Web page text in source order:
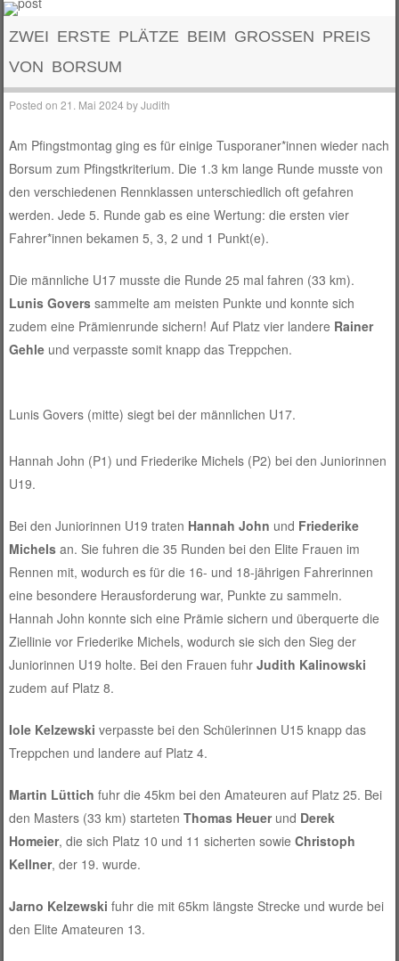
ZWEI ERSTE PLÄTZE BEIM GROSSEN PREIS V
ON BORSUM
Posted on21. Mai 2024 byJudith
Am Pfingstmontag ging es für einige Tusporaner*innen wieder nach
Borsum zum Pfingstkriterium. Die 1.3 km lange Runde musste von
den verschiedenen Rennklassen unterschiedlich oft gefahren
werden. Jede 5. Runde gab es eine Wertung: die ersten vier
Fahrer*innen bekamen 5, 3, 2 und 1 Punkt(e).
Die männliche U17 musste die Runde 25 mal fahren (33 km).
Lunis Govers sammelte am meisten Punkte und konnte sich
zudem eine Prämienrunde sichern! Auf Platz vier landere Rainer
Gehle und verpasste somit knapp das Treppchen.
Lunis Govers (mitte) siegt bei der männlichen U17.
Hannah John (P1) und Friederike Michels (P2) bei den Juniorinnen
U19.
Bei den Juniorinnen U19 traten Hannah John und Friederike
Michelsan. Sie fuhren die 35 Runden bei den Elite Frauen im
Rennen mit, wodurch es für die 16- und 18-jährigen Fahrerinnen
eine besondere Herausforderung war, Punkte zu sammeln.
Hannah John konnte sich eine Prämie sichern und überquerte die
Ziellinie vor Friederike Michels, wodurch sie sich den Sieg der
Juniorinnen U19 holte. Bei den Frauen fuhrJudith Kalinowski
zudem auf Platz 8.
Iole Kelzewski verpasste bei den Schülerinnen U15 knapp das
Treppchen und landere auf Platz 4.
Martin Lüttich fuhr die 45km bei den Amateuren auf Platz 25. Bei
den Masters (33 km) startetenThomas Heuerund Derek
Homeier, die sich Platz 10 und 11 sicherten sowieChristoph
Kellner, der 19. wurde.
Jarno Kelzewskifuhr die mit 65km längste Strecke und wurde bei
den Elite Amateuren 13.